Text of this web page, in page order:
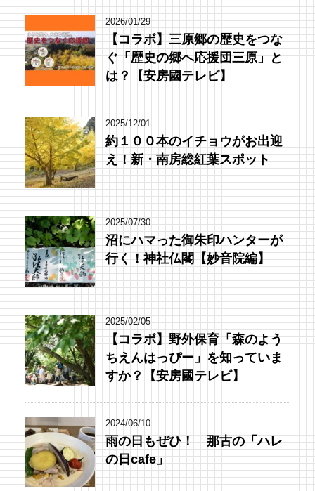
2026/01/29
【コラボ】三原郷の歴史をつな
ぐ「歴史の郷へ応援団三原」と
は？【安房國テレビ】
2025/12/01
約１００本のイチョウがお出迎
え！新・南房総紅葉スポット
2025/07/30
沼にハマった御朱印ハンターが
行く！神社仏閣【妙音院編】
2025/02/05
【コラボ】野外保育「森のよう
ちえんはっぴー」を知っていま
すか？【安房國テレビ】
2024/06/10
雨の日もぜひ！ 那古の「ハレ
の日cafe」